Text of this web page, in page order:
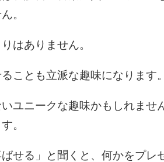
。
はありません。
ことも立派な趣味になります。
ユニークな趣味かもしれませ
。
ばせる」と聞くと、何かをプ